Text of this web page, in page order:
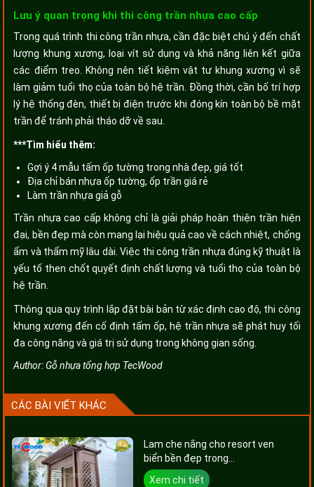
Lưu ý quan trọng khi thi công trần nhựa cao cấp
Trong quá trình thi công trần nhựa, cần đặc biệt chú ý đến chất
lượng khung xương, loại vít sử dụng và khả năng liên kết giữa
các điểm treo. Không nên tiết kiệm vật tư khung xương vì sẽ
làm giảm tuổi thọ của toàn bộ hệ trần. Đồng thời, cần bố trí hợp
lý hệ thống đèn, thiết bị điện trước khi đóng kín toàn bộ bề mặt
trần để tránh phải tháo dỡ về sau.
***Tìm hiểu thêm:
Gợi ý 4 mẫu tấm ốp tường trong nhà đẹp, giá tốt
Địa chỉ bán nhựa ốp tường, ốp trần giá rẻ
Làm trần nhựa giả gỗ
Trần nhựa cao cấp không chỉ là giải pháp hoàn thiện trần hiện
đại, bền đẹp mà còn mang lại hiệu quả cao về cách nhiệt, chống
ẩm và thẩm mỹ lâu dài. Việc thi công trần nhựa đúng kỹ thuật là
yếu tố then chốt quyết định chất lượng và tuổi thọ của toàn bộ
hệ trần.
Thông qua quy trình lắp đặt bài bản từ xác định cao độ, thi công
khung xương đến cố định tấm ốp, hệ trần nhựa sẽ phát huy tối
đa công năng và giá trị sử dụng trong không gian sống.
Author:Gỗ nhựa tổng hợp TecWood
CÁC BÀI VIẾT KHÁC
Lam che nắng cho resort ven
biển bền đẹp trong...
Xem chi tiết